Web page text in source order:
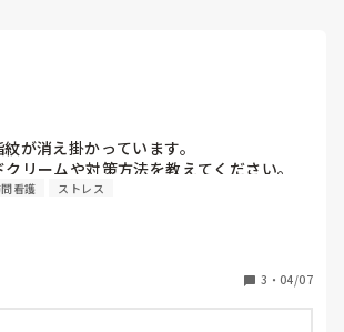
が消え掛かっています。
リームや対策方法を教えてください。
看護 ストレス
3 ・ 04/07